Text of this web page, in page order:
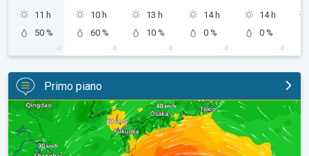
11 h
50 %
10 h
60 %
13 h
10 %
14 h
0 %
14 h
0 %
Primo piano
Tifone verso il Giappone. Cronaca Estera. . .